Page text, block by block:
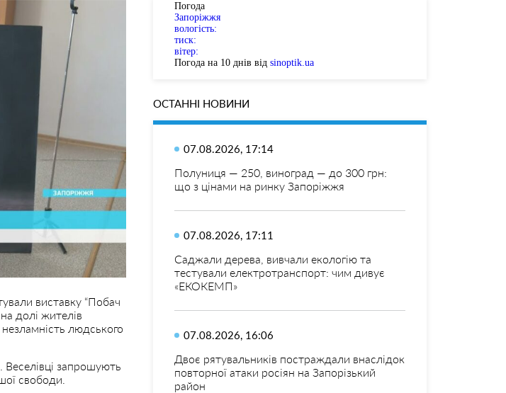
виставку “Побач
долі жителів
людського
Веселівці запрошують
свободи.
Погода
Запоріжжя
вологість:
тиск:
вітер:
Погода на 10 днів від sinoptik.ua
ОСТАННІ НОВИНИ
07.08.2026, 17:14
Полуниця — 250, виноград — до 300 грн:
що з цінами на ринку Запоріжжя
07.08.2026, 17:11
Саджали дерева, вивчали екологію та
тестували електротранспорт: чим дивує
«ЕКОКЕМП»
07.08.2026, 16:06
Двоє рятувальників постраждали внаслідок
повторної атаки росіян на Запорізький
район